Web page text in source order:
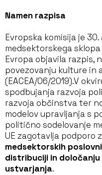
Namen razpisa
Evropska komisija je
medsektorskega
Evropa objavila razpis,
povezovanju kulture in
(EACEA/06/2019).V
spodbujanja razvoja
razvoja občinstva ter
modelov upravljanja s
politično sodelovanje
UE zagotavlja podporo
medsektorskih
distribuciji in
ustvarjanja.